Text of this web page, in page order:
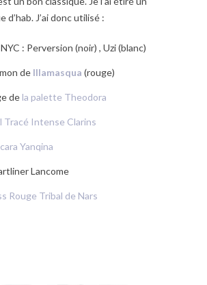
d’hab. J’ai donc utilisé :
: Perversion (noir) , Uzi (blanc)
de Illamasqua (rouge)
de la palette Theodora
Tracé Intense Clarins
Yanqina
Lancome
Rouge Tribal de Nars